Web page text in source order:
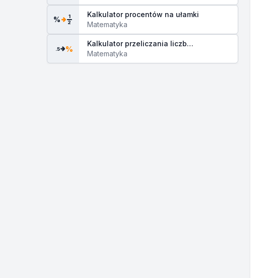
% 1
2
Kalkulator procentów na ułamki
Matematyka
.5 %
Kalkulator przeliczania liczb
dziesiętnych na procenty
Matematyka